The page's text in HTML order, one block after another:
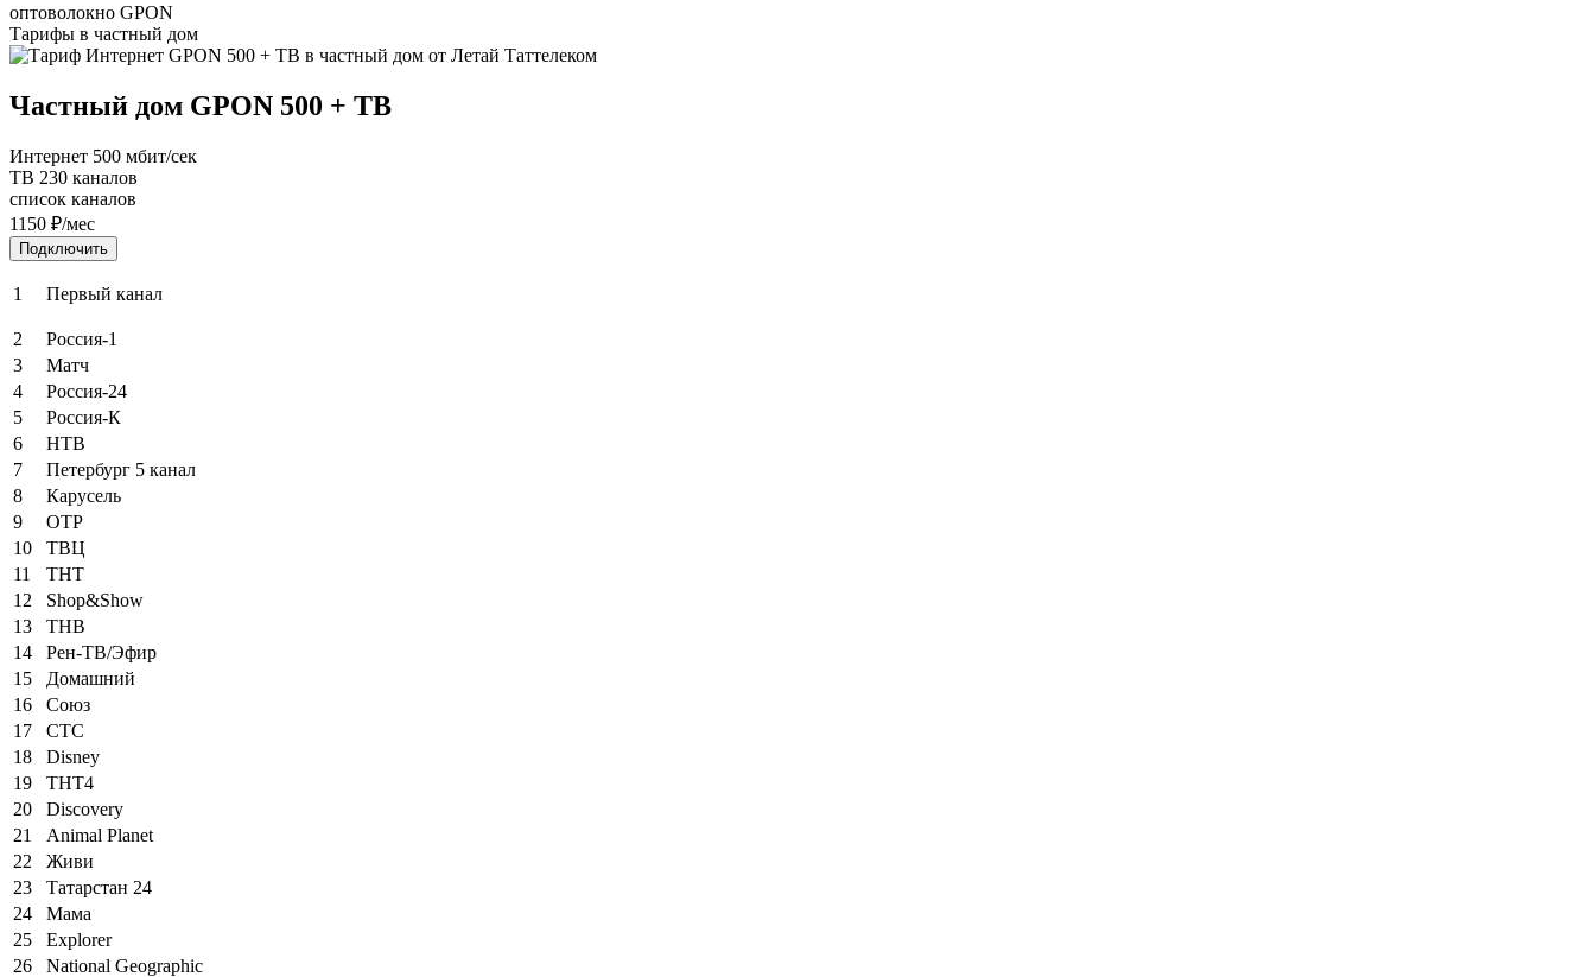
телевидение
Летай
Таттелеком
в
частный
дом
оптоволокно GPON
Тарифы в частный дом
Частный дом GPON 500 + ТВ
Интернет 500 мбит/сек
ТВ 230 каналов
список каналов
1150 ₽/мес
Подключить
1 Первый канал
2
Россия-1
3
Матч
4
Россия-24
5
Россия-К
6
НТВ
7
Петербург 5 канал
8
Карусель
9
ОТР
10
ТВЦ
11
ТНТ
12
Shop&Show
13
ТНВ
14
Рен-ТВ/Эфир
15
Домашний
16
Союз
17
СТС
18
Disney
19
ТНТ4
20
Discovery
21
Animal Planet
22
Живи
23
Татарстан 24
24
Мама
25
Explorer
26
National Geographic